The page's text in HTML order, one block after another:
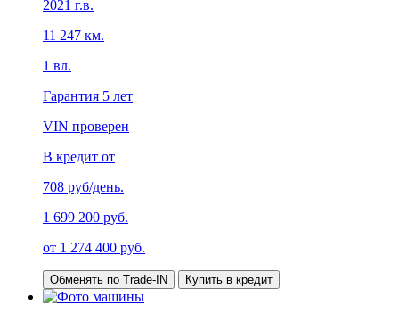
2021 г.в.
11 247 км.
1 вл.
Гарантия 5 лет
VIN проверен
В кредит от
708 руб/день.
1 699 200 руб.
от 1 274 400 руб.
Обменять по Trade-IN Купить в кредит